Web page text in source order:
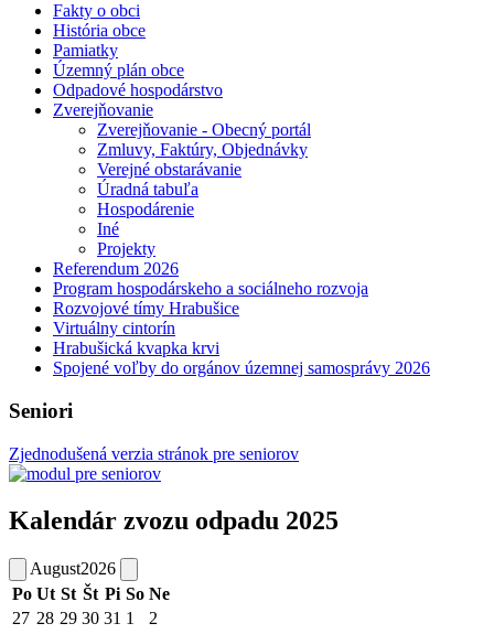
Fakty o obci
História obce
Pamiatky
Územný plán obce
Odpadové hospodárstvo
Zverejňovanie
Zverejňovanie - Obecný portál
Zmluvy, Faktúry, Objednávky
Verejné obstarávanie
Úradná tabuľa
Hospodárenie
Iné
Projekty
Referendum 2026
Program hospodárskeho a sociálneho rozvoja
Rozvojové tímy Hrabušice
Virtuálny cintorín
Hrabušická kvapka krvi
Spojené voľby do orgánov územnej samosprávy 2026
Seniori
Zjednodušená verzia stránok pre seniorov
Kalendár zvozu odpadu 2025
August2026
Po Ut St Št Pi So Ne
27 28 29 30 31 1
2